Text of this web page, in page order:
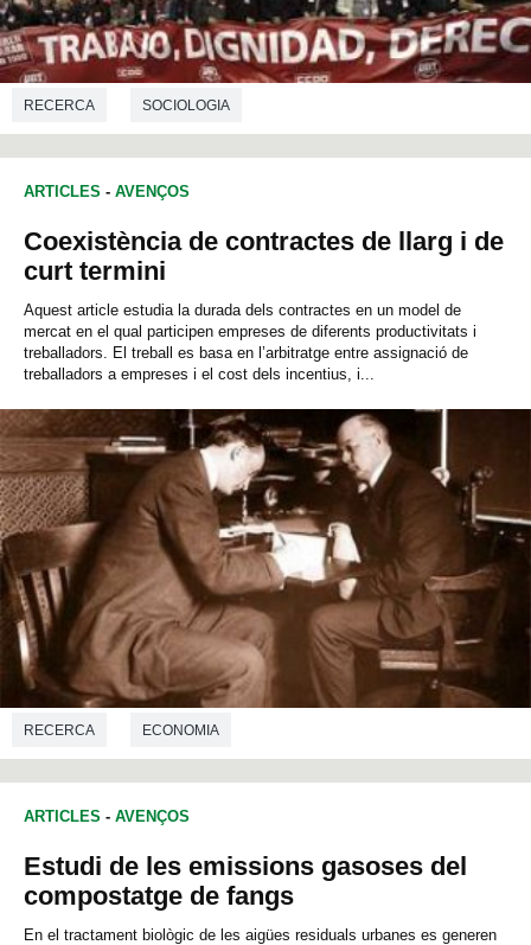
RECERCA SOCIOLOGIA
ARTICLES - AVENÇOS
Coexistència de contractes de llarg i de
curt termini
Aquest article estudia la durada dels contractes en un model de
mercat en el qual participen empreses de diferents productivitats i
treballadors. El treball es basa en l’arbitratge entre assignació de
treballadors a empreses i el cost dels incentius, i...
RECERCA ECONOMIA
ARTICLES - AVENÇOS
Estudi de les emissions gasoses del
compostatge de fangs
En el tractament biològic de les aigües residuals urbanes es generen